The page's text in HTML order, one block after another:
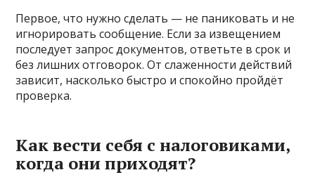
Первое, что нужно сделать — не паниковать и не
игнорировать сообщение. Если за извещением
последует запрос документов, ответьте в срок и
без лишних отговорок. От слаженности действий
зависит, насколько быстро и спокойно пройдёт
проверка.
Как вести себя с налоговиками,
когда они приходят?